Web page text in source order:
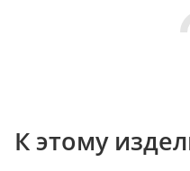
К этому